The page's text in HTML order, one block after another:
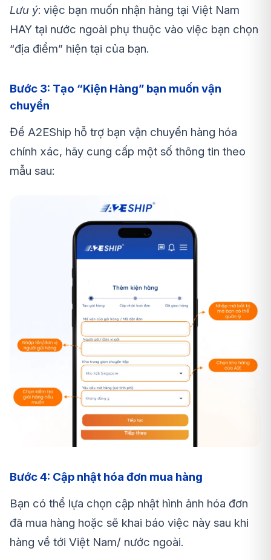
Lưu ý: việc bạn muốn nhận hàng tại Việt Nam
HAY tại nước ngoài phụ thuộc vào việc bạn chọn
“địa điểm” hiện tại của bạn.
Bước 3: Tạo “Kiện Hàng” bạn muốn vận
chuyển
Để A2EShip hỗ trợ bạn vận chuyển hàng hóa
chính xác, hãy cung cấp một số thông tin theo
mẫu sau:
Bước 4: Cập nhật hóa đơn mua hàng
Bạn có thể lựa chọn cập nhật hình ảnh hóa đơn
đã mua hàng hoặc sẽ khai báo việc này sau khi
hàng về tới Việt Nam/ nước ngoài.